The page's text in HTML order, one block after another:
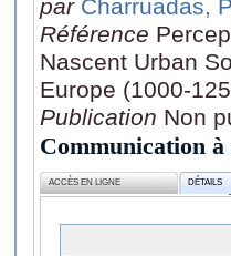
par Charruadas,
Référence
Nascent Urban
Europe (1000-
Publication Non
Communication
ACCÈS EN LIGNE DÉTAILS